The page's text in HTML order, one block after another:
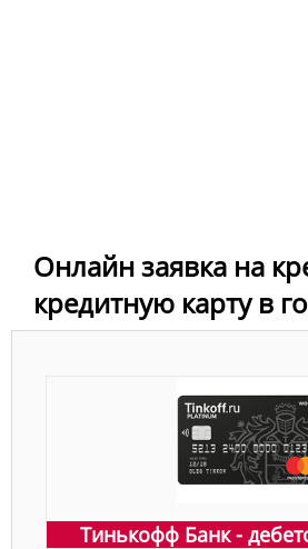
Онлайн заявка на
кредитную карту в
Тинькофф Банк -